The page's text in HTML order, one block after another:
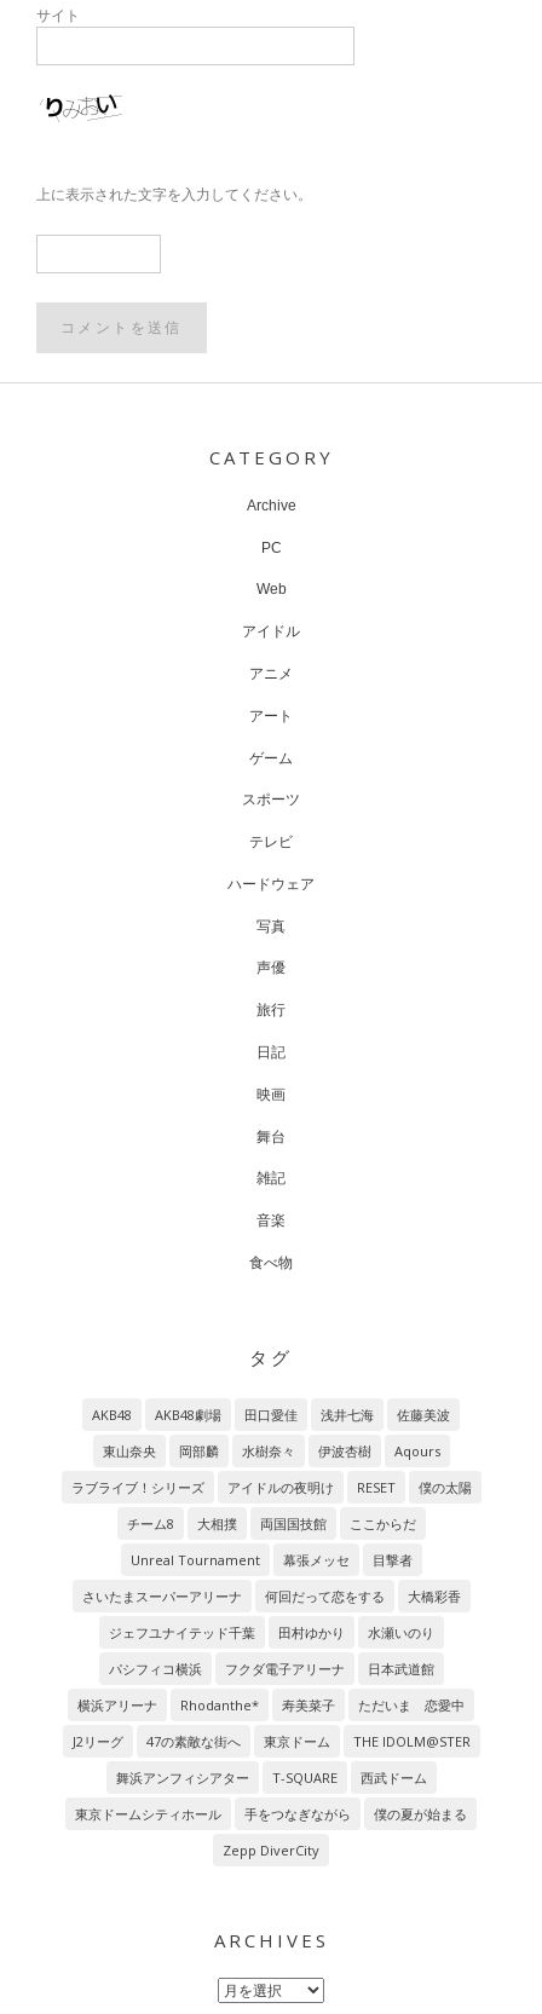
サイト
上に表示された文字を入力してください。
CATEGORY
Archive
PC
Web
アイドル
アニメ
アート
ゲーム
スポーツ
テレビ
ハードウェア
写真
声優
旅行
日記
映画
舞台
雑記
音楽
食べ物
タグ
AKB48 AKB48劇場 田口愛佳 浅井七海
佐藤美波
東山奈央
岡部麟 水樹奈々 伊波杏樹
Aqours
ラブライブ！シリーズ
アイドルの夜明け RESET
僕の太陽
チーム8
大相撲 両国国技館
ここからだ
Unreal Tournament
幕張メッセ
目撃者
さいたまスーパーアリーナ
何回だって恋をする
大橋彩香
ジェフユナイテッド千葉
田村ゆかり
水瀬いのり
パシフィコ横浜
フクダ電子アリーナ
日本武道館
横浜アリーナ
Rhodanthe* 寿美菜子
ただいま 恋愛中
J2リーグ
47の素敵な街へ 東京ドーム
THE IDOLM@STER
舞浜アンフィシアター
T-SQUARE
西武ドーム
東京ドームシティホール
手をつなぎながら
僕の夏が始まる
Zepp DiverCity
ARCHIVES
Archives